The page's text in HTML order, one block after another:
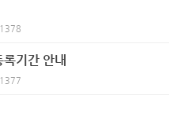
1378
기간 안내
1377